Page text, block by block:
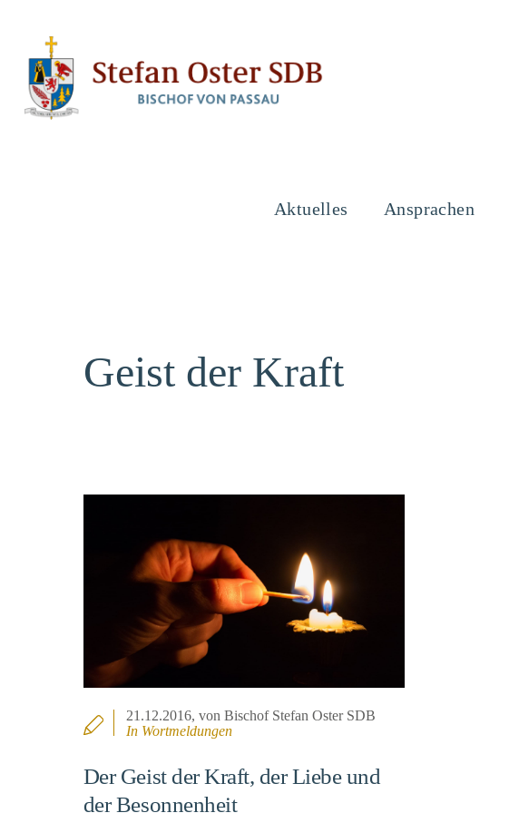
Aktuelles Ansprachen
Geist der Kraft
21.12.2016, von Bischof Stefan Oster SDB
In Wortmeldungen
Der Geist der Kraft, der Liebe und
der Besonnenheit